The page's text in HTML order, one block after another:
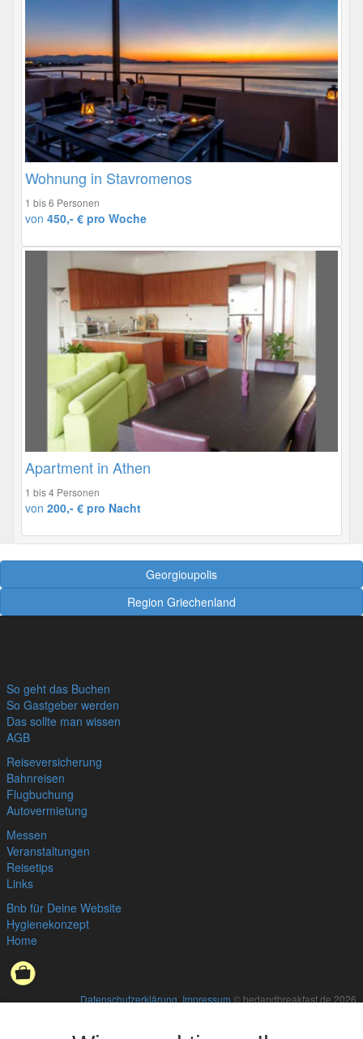
Wohnung in Stavromenos
1 bis 6 Personen
von 450,- € pro Woche
Apartment in Athen
1 bis 4 Personen
von 200,- € pro Nacht
Georgioupolis
Region Griechenland
So geht das Buchen
So Gastgeber werden
Das sollte man wissen
AGB
Reiseversicherung
Bahnreisen
Flugbuchung
Autovermietung
Messen
Veranstaltungen
Reisetips
Links
Bnb für Deine Website
Hygienekonzept
Home
Datenschutzerklärung Impressum © bedandbreakfast.de 2026